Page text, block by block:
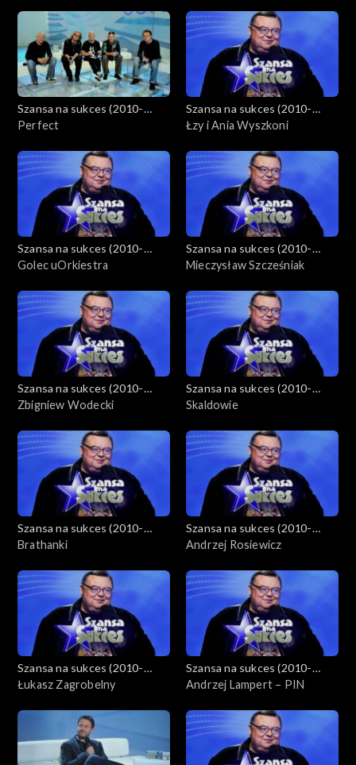
Szansa na sukces (2010-
2012)
Perfect
Szansa na sukces (2010-
2012)
Łzy i Ania Wyszkoni
Szansa na sukces (2010-
2012)
Golec uOrkiestra
Szansa na sukces (2010-
2012)
Mieczysław Szcześniak
Szansa na sukces (2010-
2012)
Zbigniew Wodecki
Szansa na sukces (2010-
2012)
Skaldowie
Szansa na sukces (2010-
2012)
Brathanki
Szansa na sukces (2010-
2012)
Andrzej Rosiewicz
Szansa na sukces (2010-
2012)
Łukasz Zagrobelny
Szansa na sukces (2010-
2012)
Andrzej Lampert – PIN